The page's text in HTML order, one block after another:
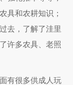
具和农耕知识；
去，了解了洼里
许多农具、老照
有很多供成人玩